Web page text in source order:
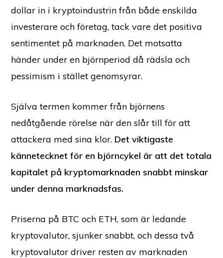
dollar in i kryptoindustrin från både enskilda
investerare och företag, tack vare det positiva
sentimentet på marknaden. Det motsatta
händer under en björnperiod då rädsla och
pessimism i stället genomsyrar.
Själva termen kommer från björnens
nedåtgående rörelse när den slår till för att
attackera med sina klor. Det viktigaste
kännetecknet för en björncykel är att det totala
kapitalet på kryptomarknaden snabbt minskar
under denna marknadsfas.
Priserna på BTC och ETH, som är ledande
kryptovalutor, sjunker snabbt, och dessa två
kryptovalutor driver resten av marknaden